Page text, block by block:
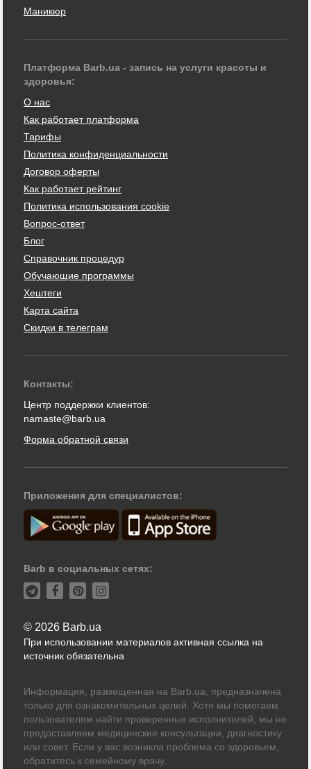
Маникюр
Платформа Barb.ua - запись на услуги красоты и
здоровья:
О нас
Как работает платформа
Тарифы
Политика конфиденциальности
Договор оферты
Как работает рейтинг
Политика использования cookie
Вопрос-ответ
Блог
Справочник процедур
Обучающие программы
Хештеги
Карта сайта
Скидки в телеграм
Контакты:
Центр поддержки клиентов:
namaste@barb.ua
Форма обратной связи
Приложения для специалистов:
Barb в социальных сетях:
© 2026 Barb.ua
При использовании материалов активная ссылка на
источник обязательна
Информация, размещенная на Barb.ua, предназначена
только для ознакомительных целей. Хотя мы помогаем
пользователям найти проверенных исполнителей, мы не
предоставляем медицинские консультации, диагностику
или совет. Если у вас возникла проблема со здоровьем,
обратитесь к семейному врачу.